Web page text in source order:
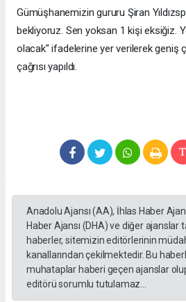
Gümüşhanemizin gururu Şiran
bekliyoruz. Sen yoksan 1 kişi eksiğiz.
olacak" ifadelerine yer verilerek geniş
çağrısı yapıldı.
Anadolu Ajansı (AA), İhlas Haber
Haber Ajansı (DHA) ve diğer ajanslar
haberler, sitemizin editörlerinin
kanallarından çekilmektedir. Bu
muhataplar haberi geçen ajanslar
editörü sorumlu tutulamaz...